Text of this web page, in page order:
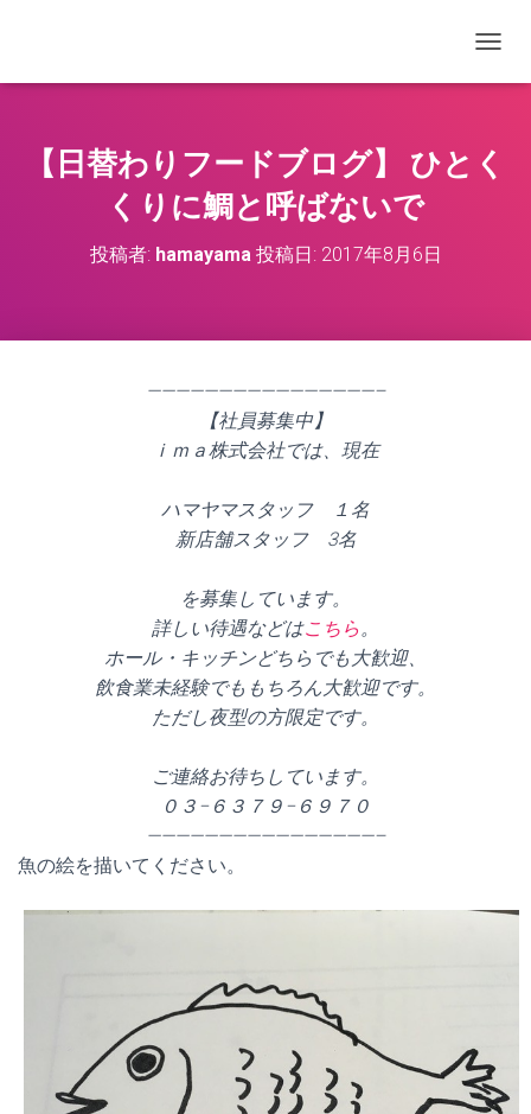
【日替わりフードブログ】 ひとく
くりに鯛と呼ばないで
投稿者: hamayama投稿日: 2017年8月6日
————————————————–
【社員募集中】
ｉｍａ株式会社では、現在
ハマヤマスタッフ １名
新店舗スタッフ 3名
を募集しています。
詳しい待遇などはこちら。
ホール・キッチンどちらでも大歓迎、
飲食業未経験でももちろん大歓迎です。
ただし夜型の方限定です。
ご連絡お待ちしています。
０３−６３７９−６９７０
————————————————–
魚の絵を描いてください。